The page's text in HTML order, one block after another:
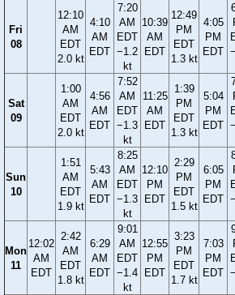
Fri
08
12:10
AM
EDT
2.0 kt
4:10
AM
EDT
7:20
AM
EDT
−1.2
kt
10:39
AM
EDT
12:49
PM
EDT
1.3 kt
4:05
PM
EDT
Sat
09
1:00
AM
EDT
2.0 kt
4:56
AM
EDT
7:52
AM
EDT
−1.3
kt
11:25
AM
EDT
1:39
PM
EDT
1.3 kt
5:04
PM
EDT
Sun
10
1:51
AM
EDT
1.9 kt
5:43
AM
EDT
8:25
AM
EDT
−1.3
kt
12:10
PM
EDT
2:29
PM
EDT
1.5 kt
6:05
PM
EDT
Mon
11
12:02
AM
EDT
2:42
AM
EDT
1.8 kt
6:29
AM
EDT
9:01
AM
EDT
−1.4
kt
12:55
PM
EDT
3:23
PM
EDT
1.7 kt
7:03
PM
EDT